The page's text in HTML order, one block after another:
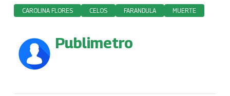
CAROLINA FLORES CELOS FARANDULA MUERTE
Publimetro